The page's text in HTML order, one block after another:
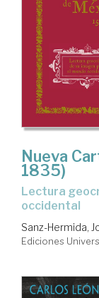
Nueva
1835)
Lectura geocrítica de su imagen para el mundo
occidental
Sanz-Hermida,
Ediciones